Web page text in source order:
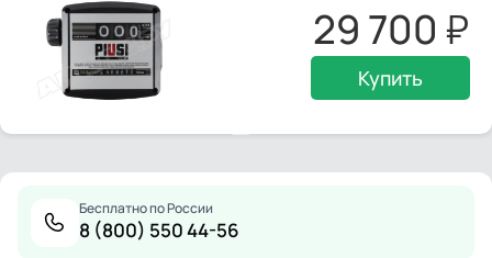
29 700
Купить
Бесплатно по России
8 (800) 550 44-56